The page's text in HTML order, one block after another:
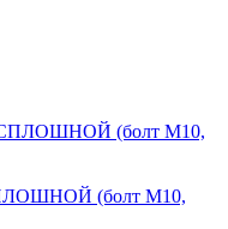
(болт М10,